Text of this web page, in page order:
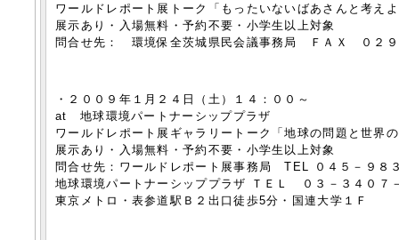
ワールドレポート展トーク「もったいないばあさんと考え
展示あり・入場無料・予約不要・小学生以上対象
問合せ先： 環境保全茨城県民会議事務局 ＦＡＸ ０２９
・２００９年１月２４日（土）１４：００～
at 地球環境パートナーシッププラザ
ワールドレポート展ギャラリートーク「地球の問題と世界
展示あり・入場無料・予約不要・小学生以上対象
問合せ先：ワールドレポート展事務局 TEL ０４５－９８
地球環境パートナーシッププラザ ＴＥＬ ０３－３４０７
東京メトロ・表参道駅Ｂ２出口徒歩5分・国連大学１Ｆ